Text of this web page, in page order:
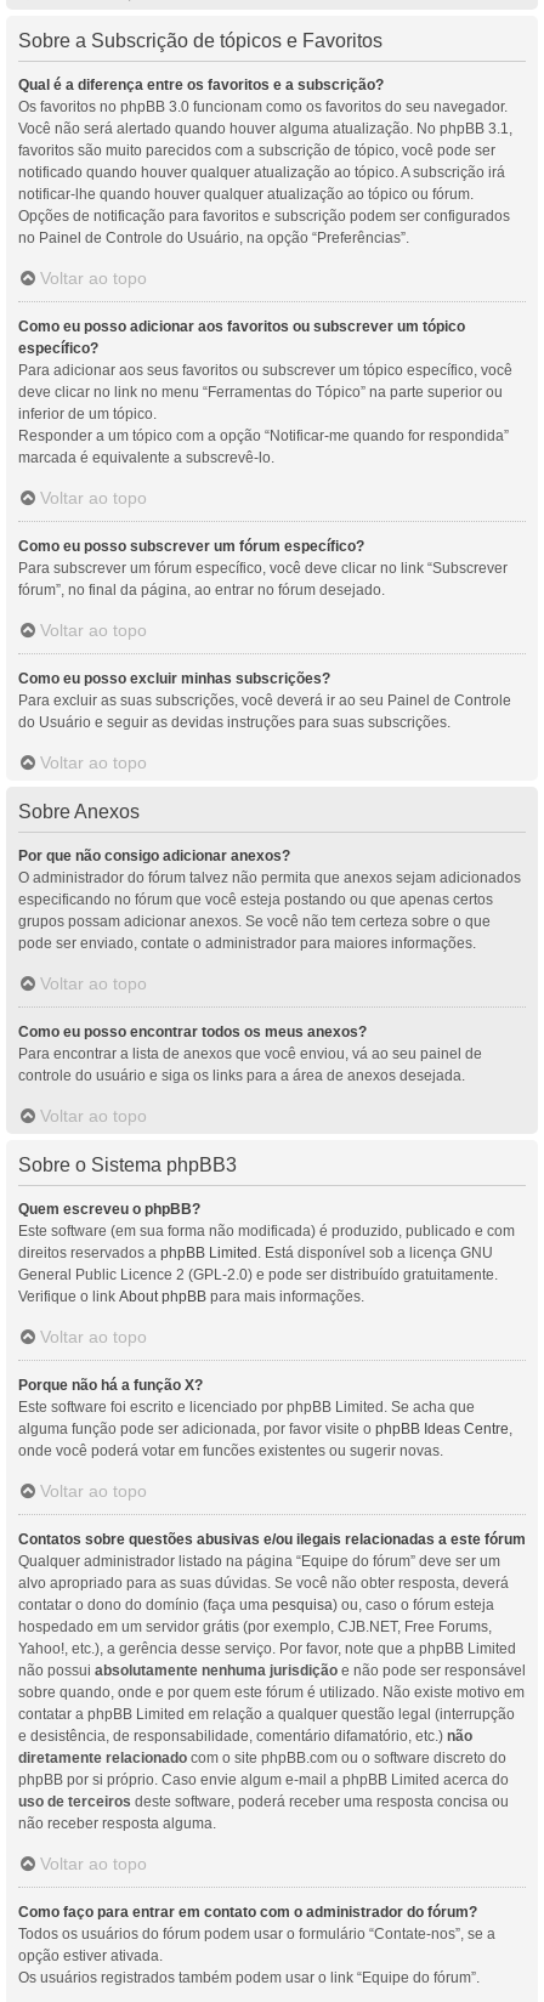
Sobre a Subscrição de tópicos e Favoritos
Qual é a diferença entre os favoritos e a subscrição?
Os favoritos no phpBB 3.0 funcionam como os favoritos do seu navegador.
Você não será alertado quando houver alguma atualização. No phpBB 3.1,
favoritos são muito parecidos com a subscrição de tópico, você pode ser
notificado quando houver qualquer atualização ao tópico. A subscrição irá
notificar-lhe quando houver qualquer atualização ao tópico ou fórum.
Opções de notificação para favoritos e subscrição podem ser configurados
no Painel de Controle do Usuário, na opção “Preferências”.
Voltar ao topo
Como eu posso adicionar aos favoritos ou subscrever um tópico
específico?
Para adicionar aos seus favoritos ou subscrever um tópico específico, você
deve clicar no link no menu “Ferramentas do Tópico” na parte superior ou
inferior de um tópico.
Responder a um tópico com a opção “Notificar-me quando for respondida”
marcada é equivalente a subscrevê-lo.
Voltar ao topo
Como eu posso subscrever um fórum específico?
Para subscrever um fórum específico, você deve clicar no link “Subscrever
fórum”, no final da página, ao entrar no fórum desejado.
Voltar ao topo
Como eu posso excluir minhas subscrições?
Para excluir as suas subscrições, você deverá ir ao seu Painel de Controle
do Usuário e seguir as devidas instruções para suas subscrições.
Voltar ao topo
Sobre Anexos
Por que não consigo adicionar anexos?
O administrador do fórum talvez não permita que anexos sejam adicionados
especificando no fórum que você esteja postando ou que apenas certos
grupos possam adicionar anexos. Se você não tem certeza sobre o que
pode ser enviado, contate o administrador para maiores informações.
Voltar ao topo
Como eu posso encontrar todos os meus anexos?
Para encontrar a lista de anexos que você enviou, vá ao seu painel de
controle do usuário e siga os links para a área de anexos desejada.
Voltar ao topo
Sobre o Sistema phpBB3
Quem escreveu o phpBB?
Este software (em sua forma não modificada) é produzido, publicado e com
direitos reservados a phpBB Limited . Está disponível sob a licença GNU
General Public Licence 2 (GPL-2.0) e pode ser distribuído gratuitamente.
Verifique o link About phpBB para mais informações.
Voltar ao topo
Porque não há a função X?
Este software foi escrito e licenciado por phpBB Limited. Se acha que
alguma função pode ser adicionada, por favor visite o phpBB Ideas Centre,
onde você poderá votar em funcões existentes ou sugerir novas.
Voltar ao topo
Contatos sobre questões abusivas e/ou ilegais relacionadas a este fórum
Qualquer administrador listado na página “Equipe do fórum” deve ser um
alvo apropriado para as suas dúvidas. Se você não obter resposta, deverá
contatar o dono do domínio (faça uma pesquisa) ou, caso o fórum esteja
hospedado em um servidor grátis (por exemplo, CJB.NET, Free Forums,
Yahoo!, etc.), a gerência desse serviço. Por favor, note que a phpBB Limited
não possui absolutamente nenhuma jurisdição e não pode ser responsável
sobre quando, onde e por quem este fórum é utilizado. Não existe motivo em
contatar a phpBB Limited em relação a qualquer questão legal (interrupção
e desistência, de responsabilidade, comentário difamatório, etc.) não
diretamente relacionado com o site phpBB.com ou o software discreto do
phpBB por si próprio. Caso envie algum e-mail a phpBB Limited acerca do
uso de terceiros deste software, poderá receber uma resposta concisa ou
não receber resposta alguma.
Voltar ao topo
Como faço para entrar em contato com o administrador do fórum?
Todos os usuários do fórum podem usar o formulário “Contate-nos”, se a
opção estiver ativada.
Os usuários registrados também podem usar o link “Equipe do fórum”.